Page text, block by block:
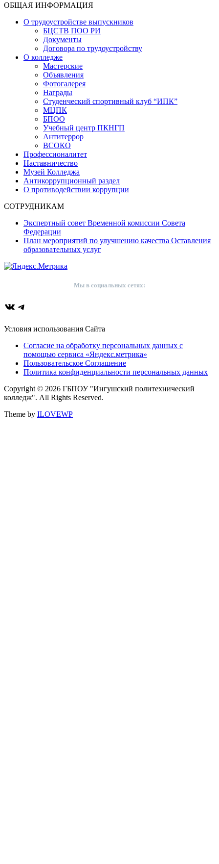
ОБЩАЯ ИНФОРМАЦИЯ
О трудоустройстве выпускников
БЦСТВ ПОО РИ
Документы
Договора по трудоустройству
О колледже
Мастерские
Объявления
Фотогалерея
Награды
Студенческий спортивный клуб “ИПК”
МЦПК
БПОО
Учебный центр ПКНГП
Антитеррор
ВСОКО
Профессионалитет
Наставничество
Музей Колледжа
Антикоррупционный раздел
О противодействии коррупции
СОТРУДНИКАМ
Экспертный совет Временной комиссии Совета
Федерации
План мероприятий по улучшению качества Оставления
образовательных услуг
Мы в социальных сетях:
ВКонтакте
Telegram
Условия использования Сайта
Согласие на обработку персональных данных с
помощью сервиса «Яндекс.метрика»
Пользовательское Соглашение
Политика конфиденциальности персональных данных
Copyright © 2026 ГБПОУ "Ингушский политехнический
колледж". All Rights Reserved.
Theme by ILOVEWP